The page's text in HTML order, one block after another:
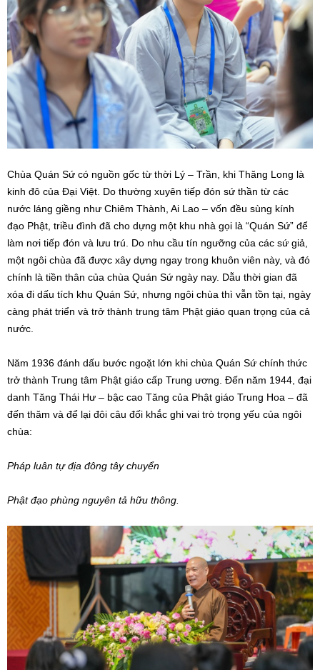
Chùa Quán Sứ có nguồn gốc từ thời Lý – Trần, khi Thăng Long là
kinh đô của Đại Việt. Do thường xuyên tiếp đón sứ thần từ các
nước láng giềng như Chiêm Thành, Ai Lao – vốn đều sùng kính
đạo Phật, triều đình đã cho dựng một khu nhà gọi là “Quán Sứ” để
làm nơi tiếp đón và lưu trú. Do nhu cầu tín ngưỡng của các sứ giả,
một ngôi chùa đã được xây dựng ngay trong khuôn viên này, và đó
chính là tiền thân của chùa Quán Sứ ngày nay. Dẫu thời gian đã
xóa đi dấu tích khu Quán Sứ, nhưng ngôi chùa thì vẫn tồn tại, ngày
càng phát triển và trở thành trung tâm Phật giáo quan trọng của cả
nước.
Năm 1936 đánh dấu bước ngoặt lớn khi chùa Quán Sứ chính thức
trở thành Trung tâm Phật giáo cấp Trung ương. Đến năm 1944, đại
danh Tăng Thái Hư – bậc cao Tăng của Phật giáo Trung Hoa – đã
đến thăm và để lại đôi câu đối khắc ghi vai trò trọng yếu của ngôi
chùa:
Pháp luân tự địa đông tây chuyển
Phật đạo phùng nguyên tả hữu thông.